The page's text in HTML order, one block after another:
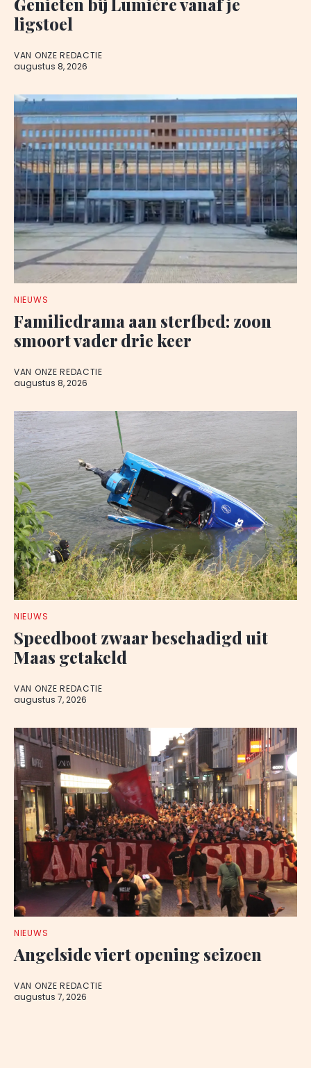
ligstoel
VAN ONZE REDACTIE
augustus 8, 2026
NIEUWS
Familiedrama aan sterfbed: zoon
smoort vader drie keer
VAN ONZE REDACTIE
augustus 8, 2026
NIEUWS
Speedboot zwaar beschadigd uit
Maas getakeld
VAN ONZE REDACTIE
augustus 7, 2026
NIEUWS
Angelside viert opening seizoen
VAN ONZE REDACTIE
augustus 7, 2026